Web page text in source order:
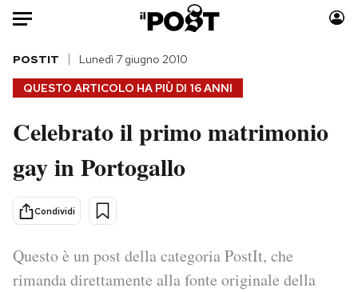
Auto
HOME
Italia
Politica
Tecnologia
Internet
Scienza
Cultura
Moda
Media
Europa
QUESTO ARTICOLO HA PIÙ DI 16 ANNI
POSTIT Lunedì 7 giugno 2010
Celebrato il primo matrimonio
gay in Portogallo
Condividi
Questo è un post della categoria PostIt, che
rimanda direttamente alla fonte originale della